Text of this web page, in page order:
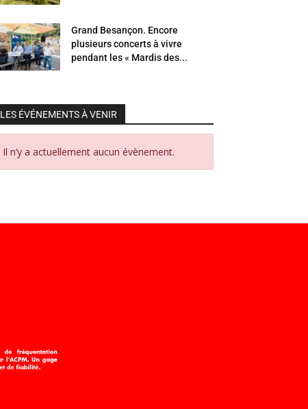
Grand Besançon. Encore
plusieurs concerts à vivre
pendant les « Mardis des...
LES ÉVÉNEMENTS À VENIR
Il n’y a actuellement aucun évènement.